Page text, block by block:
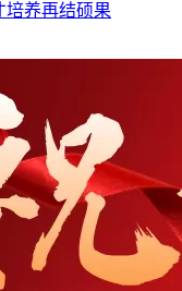
培养再结硕果